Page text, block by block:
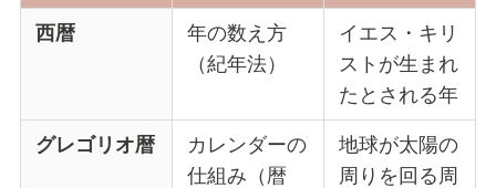
西暦
年の数え方
（紀年法）
イエス・キリ
ストが生まれ
たとされる年
グレゴリオ暦
カレンダーの
仕組み（暦
地球が太陽の
周りを回る周